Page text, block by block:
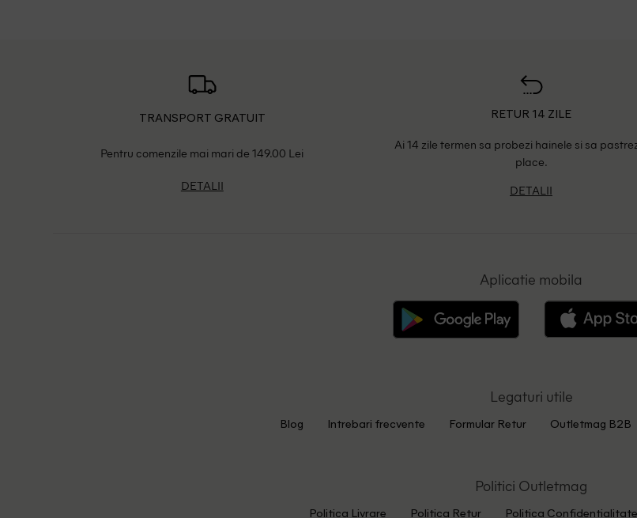
TRANSPORT GRATUIT
Pentru comenzile mai mari de 149.00 Lei
DETALII
RETUR 14 ZILE
Ai 14 zile termen sa probezi hainele si sa
place.
DETALII
Aplicatie mobila
Legaturi utile
Blog Intrebari frecvente Formular Retur Outletmag B2B
Politici Outletmag
Politica Livrare Politica Retur Politica Confidentialitate